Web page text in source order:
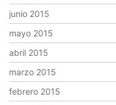
junio 2015
mayo 2015
abril 2015
marzo 2015
febrero 2015